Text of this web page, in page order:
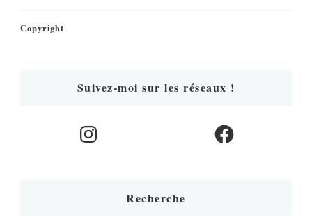
Copyright
Suivez-moi sur les réseaux !
Instagram Facebook
Recherche